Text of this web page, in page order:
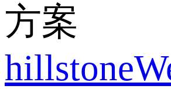
方案